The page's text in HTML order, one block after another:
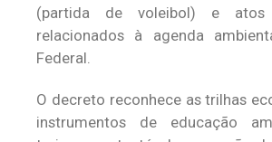
(partida de voleibol) e atos
relacionados à agenda
Federal.
O decreto reconhece as trilhas
instrumentos de educação